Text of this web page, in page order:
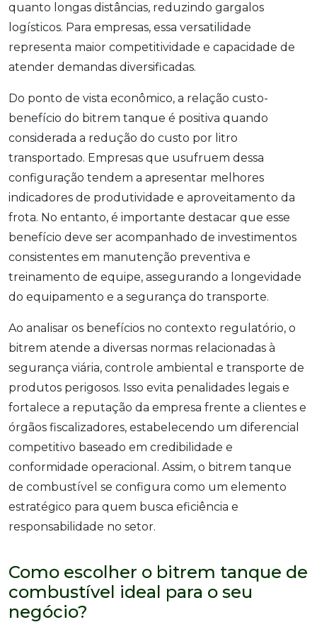
quanto longas distâncias, reduzindo gargalos
logísticos. Para empresas, essa versatilidade
representa maior competitividade e capacidade de
atender demandas diversificadas.
Do ponto de vista econômico, a relação custo-
benefício do bitrem tanque é positiva quando
considerada a redução do custo por litro
transportado. Empresas que usufruem dessa
configuração tendem a apresentar melhores
indicadores de produtividade e aproveitamento da
frota. No entanto, é importante destacar que esse
benefício deve ser acompanhado de investimentos
consistentes em manutenção preventiva e
treinamento de equipe, assegurando a longevidade
do equipamento e a segurança do transporte.
Ao analisar os benefícios no contexto regulatório, o
bitrem atende a diversas normas relacionadas à
segurança viária, controle ambiental e transporte de
produtos perigosos. Isso evita penalidades legais e
fortalece a reputação da empresa frente a clientes e
órgãos fiscalizadores, estabelecendo um diferencial
competitivo baseado em credibilidade e
conformidade operacional. Assim, o bitrem tanque
de combustível se configura como um elemento
estratégico para quem busca eficiência e
responsabilidade no setor.
Como escolher o bitrem tanque de
combustível ideal para o seu
negócio?